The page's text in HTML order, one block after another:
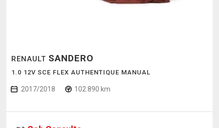
RENAULT SANDERO
1.0 12V SCE FLEX AUTHENTIQUE MANUAL
2017/2018 102.890 km